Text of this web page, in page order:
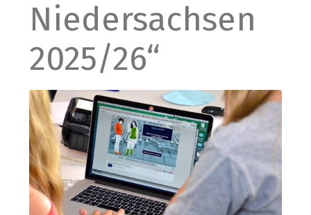
Niedersachsen
2025/26“